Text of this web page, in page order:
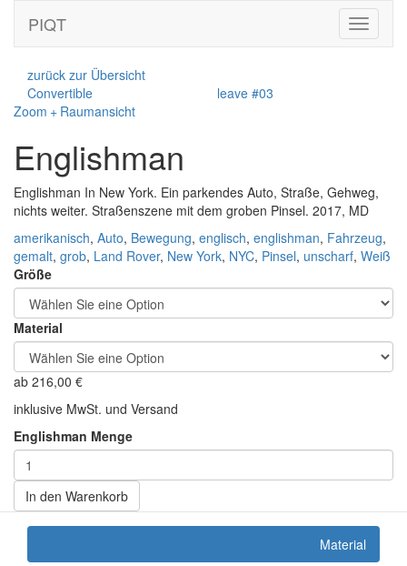
Toggle
PIQT
zurück zur Übersicht
Convertible
leave #03
Zoom + Raumansicht
Englishman
Englishman In New York. Ein parkendes Auto, Straße, Gehweg,
nichts weiter. Straßenszene mit dem groben Pinsel. 2017, MD
amerikanisch, Auto, Bewegung, englisch, englishman, Fahrzeug,
gemalt, grob, Land Rover, New York, NYC, Pinsel, unscharf, Weiß
Größe
Material
ab 216,00 €
inklusive MwSt. und Versand
Englishman Menge
In den Warenkorb
Material